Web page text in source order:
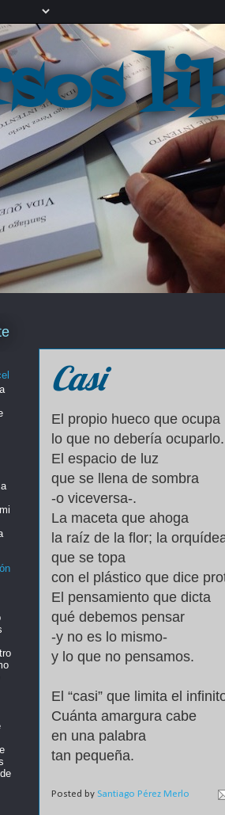
Casi
El propio hueco que ocupa
lo que no debería ocuparlo.
El espacio de luz
que se llena de sombra
-o viceversa-.
La maceta que ahoga
la raíz de la flor; la
que se topa
con el plástico que dice
El pensamiento que dicta
qué debemos pensar
-y no es lo mismo-
y lo que no pensamos.
El “casi” que limita el
Cuánta amargura cabe
en una palabra
tan pequeña.
Posted by Santiago Pérez Merlo